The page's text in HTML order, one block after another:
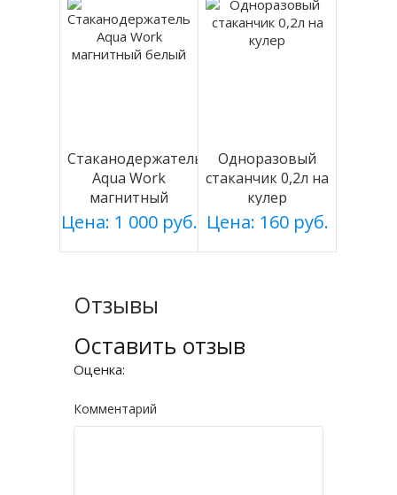
Стаканодержатель
Aqua Work
магнитный
белый
Цена: 1 000 руб.
Одноразовый
стаканчик 0,2л на
кулер
Цена: 160 руб.
Отзывы
Оставить отзыв
Оценка:
Комментарий